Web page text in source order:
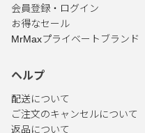
会員登録・ログイン
お得なセール
MrMaxプライベートブランド
ヘルプ
配送について
ご注文のキャンセルについて
返品について